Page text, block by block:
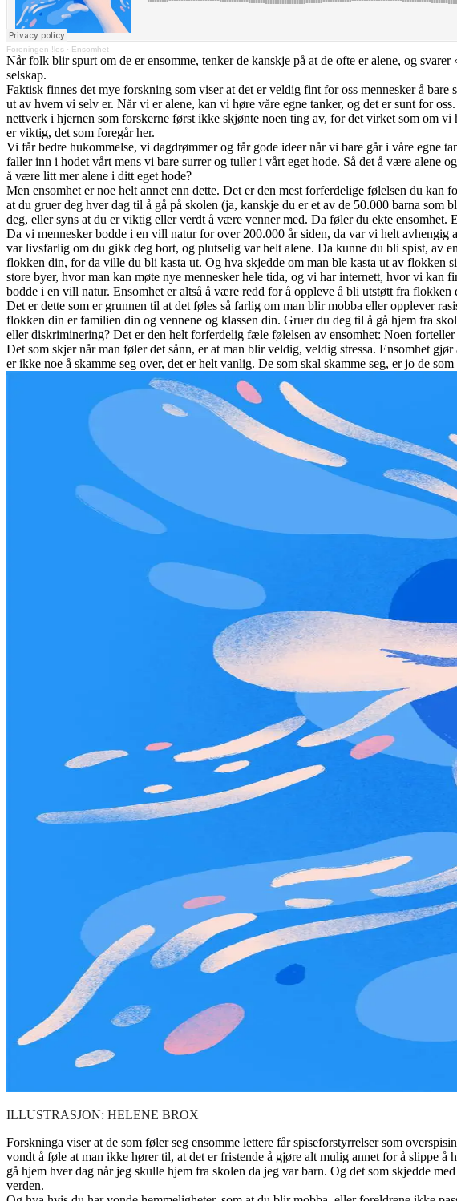
Foreningen !les · Ensomhet
Når folk blir spurt om de er ensomme, tenker de kanskje på at de ofte er alene, og
selskap.
Faktisk finnes det mye forskning som viser at det er veldig fint for oss mennesker å
ut av hvem vi selv er. Når vi er alene, kan vi høre våre egne tanker, og det er sunt for
nettverk i hjernen som forskerne først ikke skjønte noen ting av, for det virket som om
er viktig, det som foregår her.
Vi får bedre hukommelse, vi dagdrømmer og får gode ideer når vi bare går i våre egne
faller inn i hodet vårt mens vi bare surrer og tuller i vårt eget hode. Så det å være
å være litt mer alene i ditt eget hode?
Men ensomhet er noe helt annet enn dette. Det er den mest forferdelige følelsen du kan
at du gruer deg hver dag til å gå på skolen (ja, kanskje du er et av de 50.000 barna
deg, eller syns at du er viktig eller verdt å være venner med. Da føler du ekte ensomhet.
Da vi mennesker bodde i en vill natur for over 200.000 år siden, da var vi helt
var livsfarlig om du gikk deg bort, og plutselig var helt alene. Da kunne du bli spist, av
flokken din, for da ville du bli kasta ut. Og hva skjedde om man ble kasta ut av flokken
store byer, hvor man kan møte nye mennesker hele tida, og vi har internett, hvor vi kan
bodde i en vill natur. Ensomhet er altså å være redd for å oppleve å bli utstøtt fra
Det er dette som er grunnen til at det føles så farlig om man blir mobba eller opplever
flokken din er familien din og vennene og klassen din. Gruer du deg til å gå hjem fra
eller diskriminering? Det er den helt forferdelig fæle følelsen av ensomhet: Noen
Det som skjer når man føler det sånn, er at man blir veldig, veldig stressa. Ensomhet
er ikke noe å skamme seg over, det er helt vanlig. De som skal skamme seg, er jo de
ILLUSTRASJON: HELENE BROX
Forskninga viser at de som føler seg ensomme lettere får spiseforstyrrelser som
vondt å føle at man ikke hører til, at det er fristende å gjøre alt mulig annet for å slippe
gå hjem hver dag når jeg skulle hjem fra skolen da jeg var barn. Og det som skjedde
verden.